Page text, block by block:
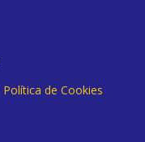
Política de Cookies